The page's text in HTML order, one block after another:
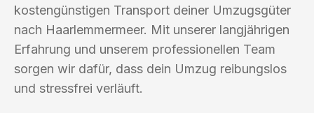
kostengünstigen Transport deiner Umzugsgüter
nach Haarlemmermeer. Mit unserer langjährigen
Erfahrung und unserem professionellen Team
sorgen wir dafür, dass dein Umzug reibungslos
und stressfrei verläuft.